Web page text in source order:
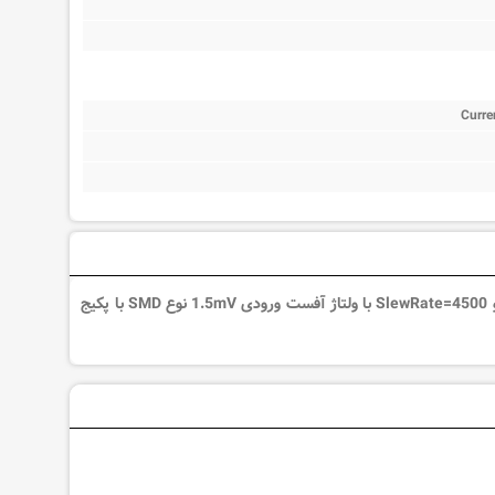
آی سی LMH6703MA یک آپ امپ Current Feedback با 1 کانال با پهنای باند 1.8GHz و SlewRate=4500 با ولتاژ آفست ورودی 1.5mV نوع SMD با پکیج